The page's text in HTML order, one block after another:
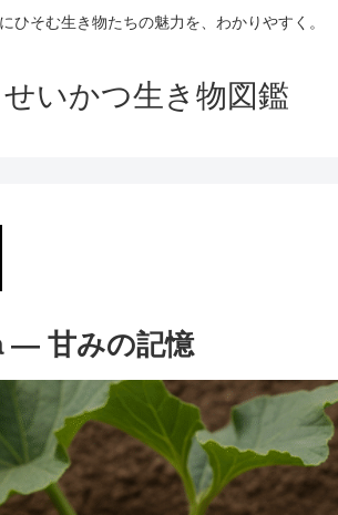
ひそむ生き物たちの魅力を、わかりやすく。
せいかつ生き物図鑑
― 甘みの記憶